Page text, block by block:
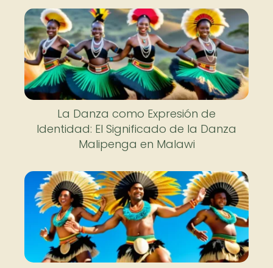
La Danza como Expresión de
Identidad: El Significado de la Danza
Malipenga en Malawi